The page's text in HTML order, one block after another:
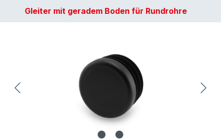
Gleiter mit geradem Boden für Rundrohre